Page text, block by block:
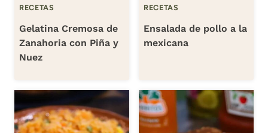
RECETAS
Gelatina Cremosa de
Zanahoria con Piña y
Nuez
RECETAS
Ensalada de pollo a la
mexicana